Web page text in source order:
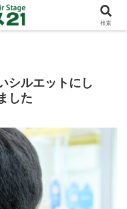
い東大阪のヘアーサロン 店長の与
シルエットにし
した
検索